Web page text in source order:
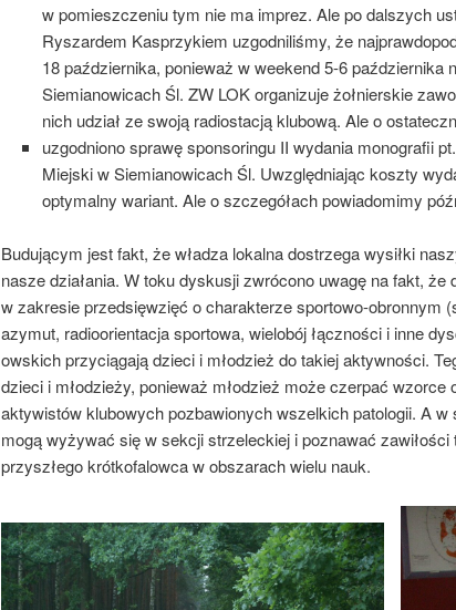
w pomieszczeniu tym nie ma imprez. Ale po dalszych
Ryszardem Kasprzykiem uzgodniliśmy, że
18 października, ponieważ w weekend 5-6 października
Siemianowicach Śl. ZW LOK organizuje żołnierskie
nich udział ze swoją radiostacją klubową. Ale o
uzgodniono sprawę sponsoringu II wydania monografii
Miejski w Siemianowicach Śl. Uwzględniając koszty
optymalny wariant. Ale o szczegółach powiadomimy
Budującym jest fakt, że władza lokalna dostrzega wysiłki
nasze działania. W toku dyskusji zwrócono uwagę na fakt,
w zakresie przedsięwzięć o charakterze sportowo-obronnym
azymut, radioorientacja sportowa, wielobój łączności i inne
owskich przyciągają dzieci i młodzież do takiej aktywności.
dzieci i młodzieży, ponieważ młodzież może czerpać
aktywistów klubowych pozbawionych wszelkich patologii. A
mogą wyżywać się w sekcji strzeleckiej i poznawać
przyszłego krótkofalowca w obszarach wielu nauk.